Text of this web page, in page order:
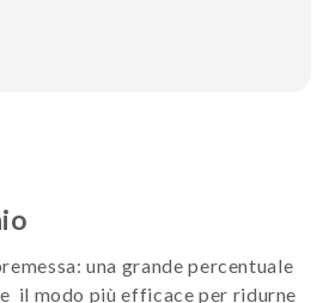
una grande percentuale
il modo più efficace per ridurne